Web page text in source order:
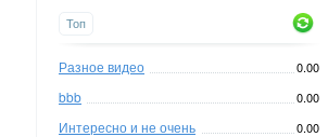
Топ
Разное видео 0.00
bbb 0.00
Интересно и не очень 0.00